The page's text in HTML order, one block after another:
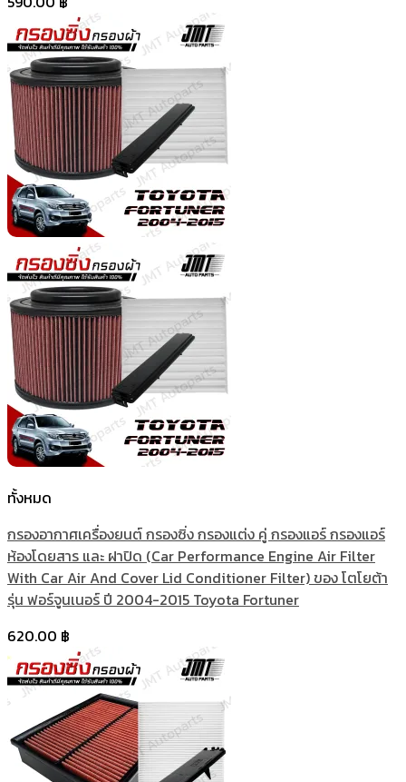
ทั้งหมด
กรองอากาศเครื่องยนต์ กรองซิ่ง กรองแต่ง คู่ กรองแอร์ กรองแอร์
ห้องโดยสาร และ ฝาปิด (Car Performance Engine Air Filter
With Car Air And Cover Lid Conditioner Filter) ของ โตโยต้า
รุ่น ฟอร์จูนเนอร์ ปี 2004-2015 Toyota Fortuner
620.00 ฿